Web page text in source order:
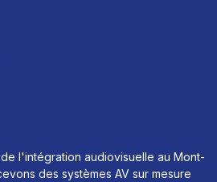
l'intégration audiovisuelle au Mont-
des systèmes AV sur mesure